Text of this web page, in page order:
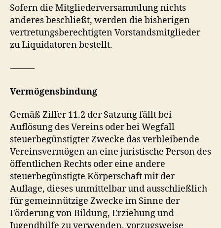
Sofern die Mitgliederversammlung nichts
anderes beschließt, werden die bisherigen
vertretungsberechtigten Vorstandsmitglieder
zu Liquidatoren bestellt.
⸻
Vermögensbindung
Gemäß Ziffer 11.2 der Satzung fällt bei
Auflösung des Vereins oder bei Wegfall
steuerbegünstigter Zwecke das verbleibende
Vereinsvermögen an eine juristische Person des
öffentlichen Rechts oder eine andere
steuerbegünstigte Körperschaft mit der
Auflage, dieses unmittelbar und ausschließlich
für gemeinnützige Zwecke im Sinne der
Förderung von Bildung, Erziehung und